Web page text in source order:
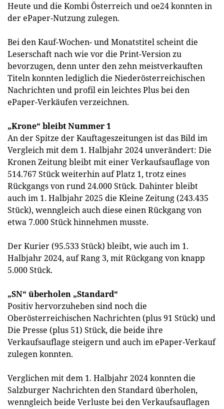
Heute und die Kombi Österreich und oe24 konnten in
der ePaper-Nutzung zulegen.
Bei den Kauf-Wochen- und Monatstitel scheint die
Leserschaft nach wie vor die Print-Version zu
bevorzugen, denn unter den zehn meistverkauften
Titeln konnten lediglich die Niederösterreichischen
Nachrichten und profil ein leichtes Plus bei den
ePaper-Verkäufen verzeichnen.
„Krone“ bleibt Nummer 1
An der Spitze der Kauftageszeitungen ist das Bild im
Vergleich mit dem 1. Halbjahr 2024 unverändert: Die
Kronen Zeitung bleibt mit einer Verkaufsauflage von
514.767 Stück weiterhin auf Platz 1, trotz eines
Rückgangs von rund 24.000 Stück. Dahinter bleibt
auch im 1. Halbjahr 2025 die Kleine Zeitung (243.435
Stück), wenngleich auch diese einen Rückgang von
etwa 7.000 Stück hinnehmen musste.
Der Kurier (95.533 Stück) bleibt, wie auch im 1.
Halbjahr 2024, auf Rang 3, mit Rückgang von knapp
5.000 Stück.
„SN“ überholen „Standard“
Positiv hervorzuheben sind noch die
Oberösterreichischen Nachrichten (plus 91 Stück) und
Die Presse (plus 51) Stück, die beide ihre
Verkaufsauflage steigern und auch im ePaper-Verkauf
zulegen konnten.
Verglichen mit dem 1. Halbjahr 2024 konnten die
Salzburger Nachrichten den Standard überholen,
wenngleich beide Verluste bei den Verkaufsauflagen